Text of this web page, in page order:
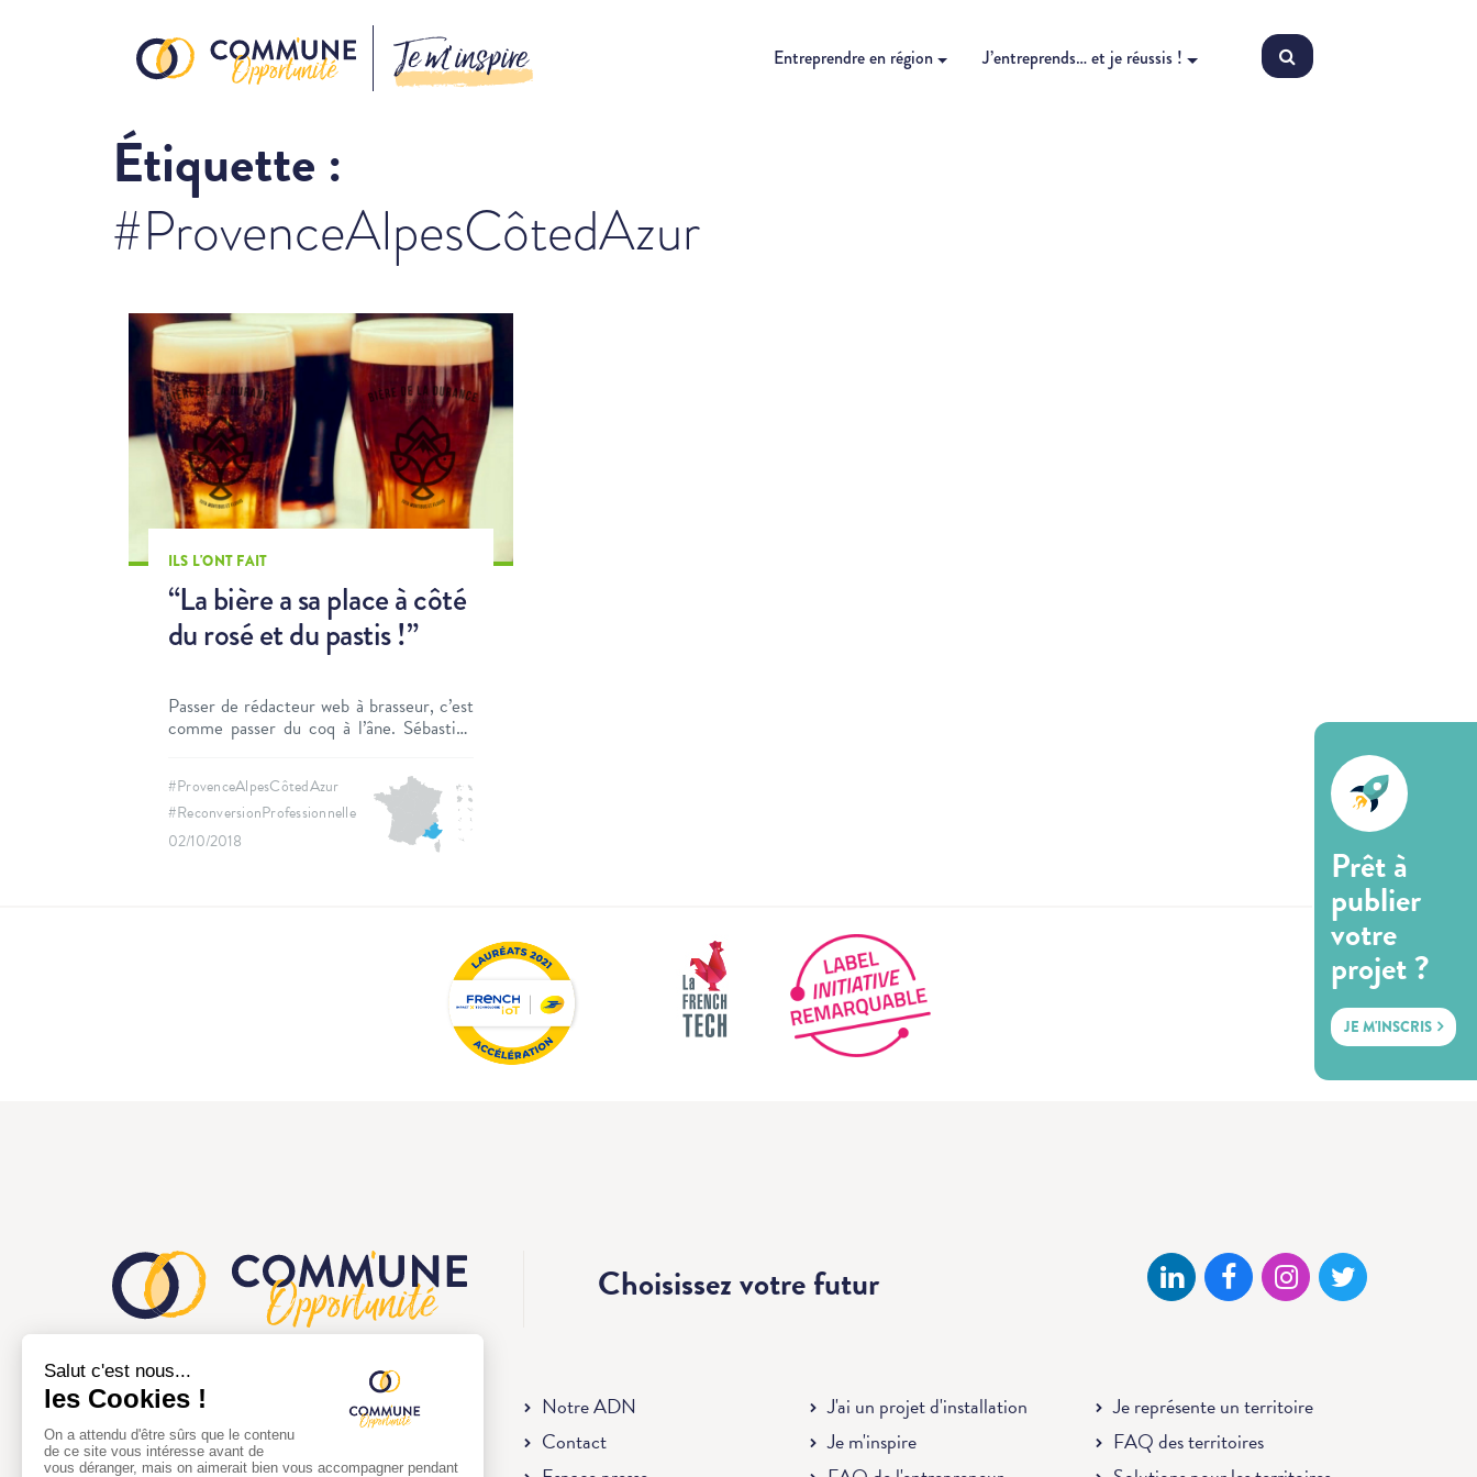
Je m’inspire Entreprendre en région J’entreprends… et je réussis !
Étiquette :
#ProvenceAlpesCôtedAzur
ILS L'ONT FAIT
“La bière a sa place à côté
du rosé et du pastis !”
Passer de rédacteur web à brasseur, c’est
comme passer du coq à l’âne. Sébastien
Prêt à plonger dans le grand bain de
l’entrepreneuriat et, avec modération, de
la bière ?
#ProvenceAlpesCôtedAzur
#ReconversionProfessionnelle
02/10/2018
Prêt à
publier
votre
projet ?
JE M'INSCRIS
Choisissez votrefutur
Comm'une opportunité a pour but de
faciliter la mise en relation entre les
collectivités territoriales et les
Notre ADN
Contact
J'ai un projet d'installation
Je m'inspire
Je représente un territoire
FAQ des territoires